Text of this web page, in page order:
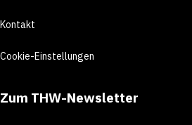
Kontakt
Cookie-Einstellungen
Zum THW-Newsletter